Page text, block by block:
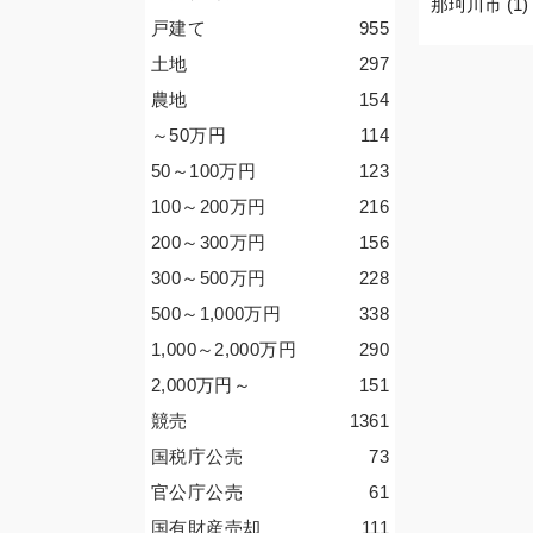
955
戸建て
297
土地
154
農地
114
～50万円
123
50～100万円
216
100～200万円
156
200～300万円
228
300～500万円
338
500～1,000万円
290
1,000～2,000万円
151
2,000万円 ～
1361
競売
73
国税庁公売
61
官公庁公売
111
国有財産売却